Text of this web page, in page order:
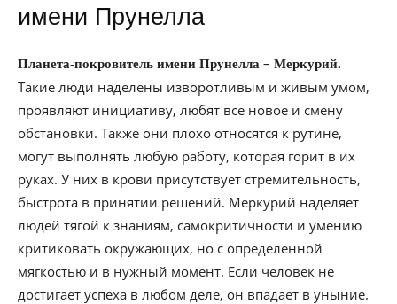
имени Прунелла
Планета-покровитель имени Прунелла – Меркурий.
Такие люди наделены изворотливым и живым умом,
проявляют инициативу, любят все новое и смену
обстановки. Также они плохо относятся к рутине,
могут выполнять любую работу, которая горит в их
руках. У них в крови присутствует стремительность,
быстрота в принятии решений. Меркурий наделяет
людей тягой к знаниям, самокритичности и умению
критиковать окружающих, но с определенной
мягкостью и в нужный момент. Если человек не
достигает успеха в любом деле, он впадает в уныние.